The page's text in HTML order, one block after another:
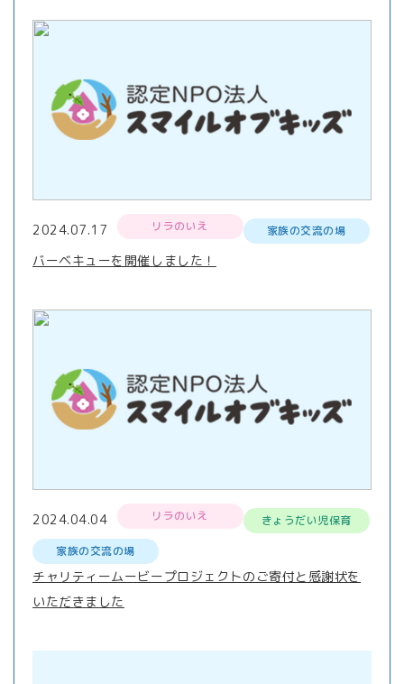
2024.07.17 リラのいえ 家族の交流の場
バーベキューを開催しました！
2024.04.04 リラのいえ
きょうだい児保育
家族の交流の場
チャリティームービープロジェクトのご寄付と感謝状を
いただきました